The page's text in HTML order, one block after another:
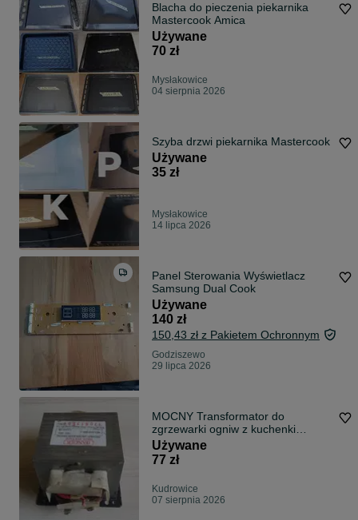
Blacha do pieczenia piekarnika
Mastercook Amica
Używane
70 zł
Mysłakowice
04 sierpnia 2026
Szyba drzwi piekarnika Mastercook
Używane
35 zł
Mysłakowice
14 lipca 2026
Panel Sterowania Wyświetlacz
Samsung Dual Cook
Używane
140 zł
150,43 zł z Pakietem Ochronnym
Godziszewo
29 lipca 2026
MOCNY Transformator do
zgrzewarki ogniw z kuchenki
mikrofalowej
Używane
77 zł
Kudrowice
07 sierpnia 2026